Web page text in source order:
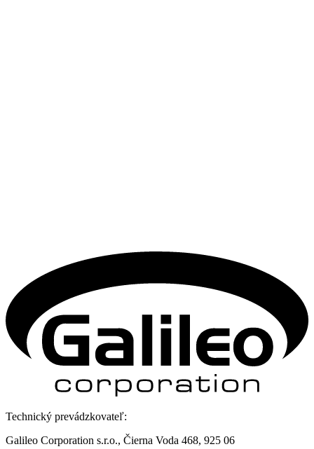
Technický prevádzkovateľ:
Galileo Corporation s.r.o., Čierna Voda 468, 925 06